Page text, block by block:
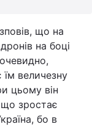
що на
на боці
величезну
цьому він
зростає
бо в